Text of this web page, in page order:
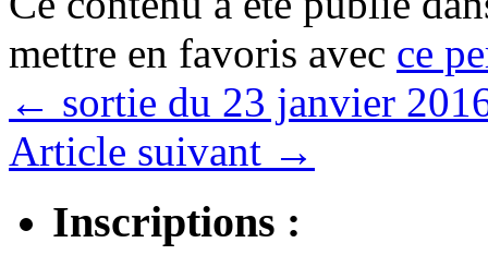
mettre en favoris avec ce
← sortie du 23 janvier
Article suivant →
Inscriptions :